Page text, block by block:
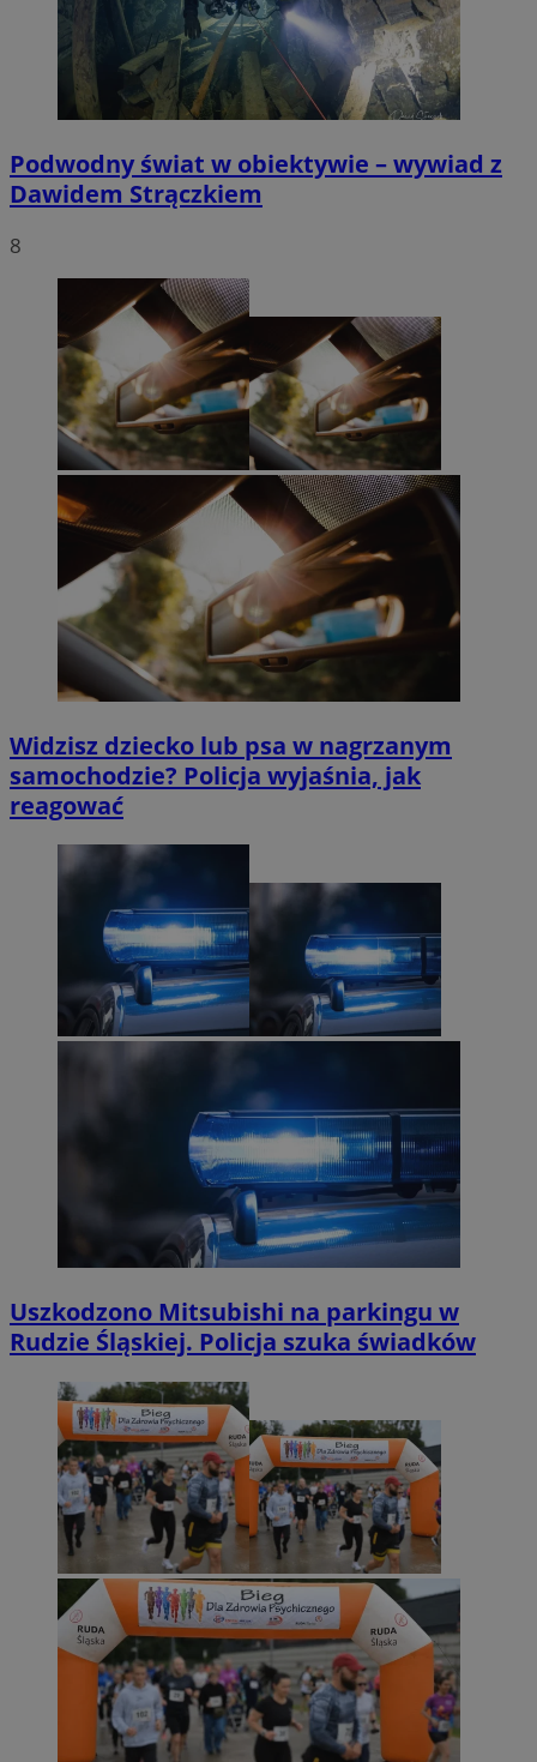
Podwodny świat w obiektywie – wywiad z
Dawidem Strączkiem
8
Widzisz dziecko lub psa w nagrzanym
samochodzie? Policja wyjaśnia, jak
reagować
Uszkodzono Mitsubishi na parkingu w
Rudzie Śląskiej. Policja szuka świadków